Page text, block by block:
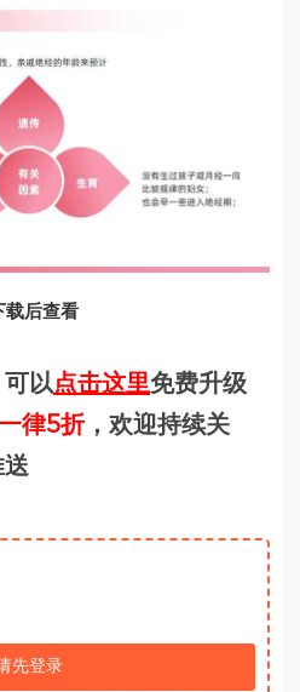
载后查看
可以点击这里免费升级
一律5折，欢迎持续关
送
先登录